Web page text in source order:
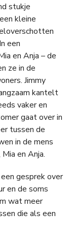
stukje
kleine
een
en Anja – de
ze in de
Jimmy
kantelt
vaker en
gaat over in
tussen de
in de mens
en Anja.
gesprek over
en de soms
wat meer
die als een